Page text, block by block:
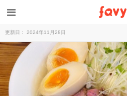
更新日： 2024年11月28日